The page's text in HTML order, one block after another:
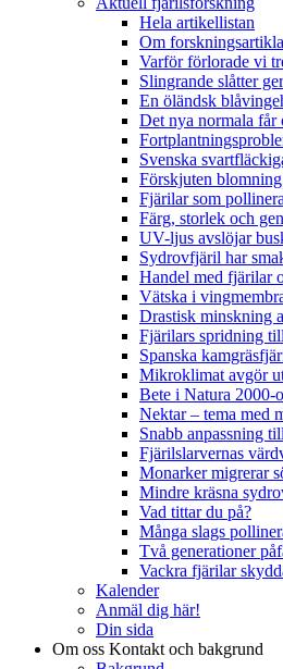
Hela artikellistan
Om
Varför förlorade vi
Slingrande slåtter
En öländsk
Det nya normala får
Svenska
Förskjuten
Fjärilar som
Färg, storlek och
UV-ljus avslöjar
Sydrovfjäril har
Handel med fjärilar
Vätska i
Drastisk minskning
Fjärilars spridning
Spanska
Mikroklimat avgör
Bete i Natura 2000-
Nektar – tema med
Snabb anpassning
Fjärilslarvernas
Monarker migrerar
Mindre kräsna
Vad tittar du på?
Många slags
Två generationer
Vackra fjärilar
Kalender
Anmäl dig här!
Din sida
Om oss Kontakt och bakgrund